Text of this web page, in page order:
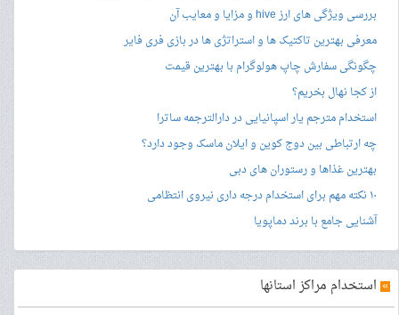
بررسی ویژگی های ارز hive و مزایا و معایب آن
معرفی بهترین تاکتیک ها و استراتژی ها در بازی فری فایر
چگونگی سفارش چاپ هولوگرام با بهترین قیمت
از کجا نهال بخریم؟
استخدام مترجم یار اسپانیایی در دارالترجمه ساترا
چه ارتباطی بین دوج کوین و ایلان ماسک وجود دارد؟
بهترین غذاها و رستوران های دبی
۱۰ نکته مهم برای استخدام درجه داری نیروی انتظامی
آشنایی جامع با برند دماپویا
» استخدام مراکز استانها